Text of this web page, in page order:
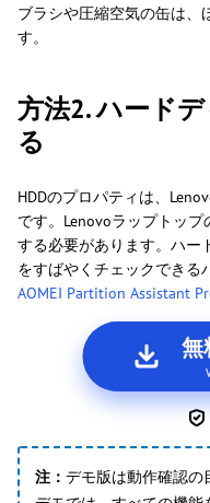
ブラシや圧縮空気の缶は、
す。
方法2. ハード
る
HDDのプロパティは、
です。Lenovoラップトッ
する必要があります。ハー
をすばやくチェックできる
AOMEI Partition Assistant
無
注： デモ版は動作確認の